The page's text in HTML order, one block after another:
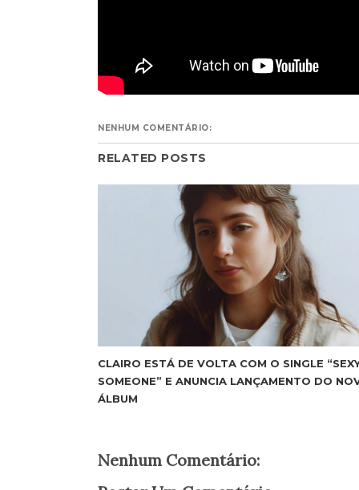
NENHUM COMENTÁRIO:
RELATED POSTS
CLAIRO ESTÁ DE VOLTA COM O SINGLE
SOMEONE” E ANUNCIA LANÇAMENTO DO
ÁLBUM
Nenhum Comentário: